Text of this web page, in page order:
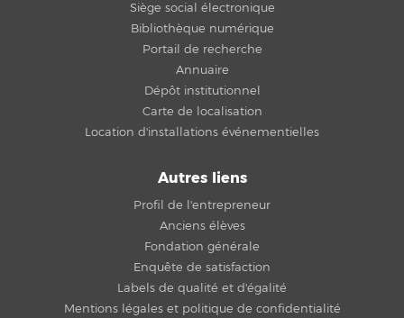
Siège social électronique
Bibliothèque numérique
Portail de recherche
Annuaire
Dépôt institutionnel
Carte de localisation
Location d'installations événementielles
Autres liens
Profil de l'entrepreneur
Anciens élèves
Fondation générale
Enquête de satisfaction
Labels de qualité et d'égalité
Mentions légales et politique de confidentialité